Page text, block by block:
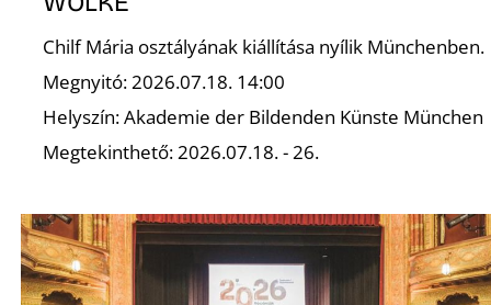
Chilf Mária osztályának kiállítása nyílik Münchenben.
Megnyitó: 2026.07.18. 14:00
Helyszín: Akademie der Bildenden Künste München
Megtekinthető: 2026.07.18. - 26.